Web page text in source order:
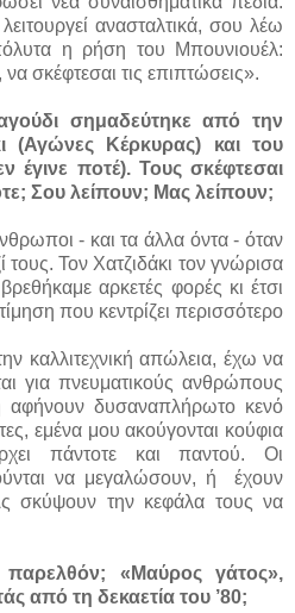
ανασταλτικά, σου λέω
η ρήση του Μπουνιουέλ:
σκέφτεσαι τις επιπτώσεις».
σημαδεύτηκε από την
(Αγώνες Κέρκυρας) και του
έγινε ποτέ). Τους σκέφτεσαι
Σου λείπουν; Μας λείπουν;
- και τα άλλα όντα - όταν
τους. Τον Χατζιδάκι τον γνώρισα
αρκετές φορές κι έτσι
που κεντρίζει περισσότερο
καλλιτεχνική απώλεια, έχω να
για πνευματικούς ανθρώπους
αφήνουν δυσαναπλήρωτο κενό
εμένα μου ακούγονται κούφια
πάντοτε και παντού. Οι
να μεγαλώσουν, ή
έχουν
σκύψουν την κεφάλα τους να
«Μαύρος γάτος»,
από τη δεκαετία του ’80;